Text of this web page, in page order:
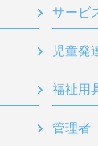
サービ
児童発
福祉用
管理者